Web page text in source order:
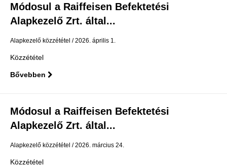
Módosul a Raiffeisen Befektetési
Alapkezelő Zrt. által...
Alapkezelő közzététel 2026. április 1.
Közzététel
Bővebben
Módosul a Raiffeisen Befektetési
Alapkezelő Zrt. által...
Alapkezelő közzététel 2026. március 24.
Közzététel